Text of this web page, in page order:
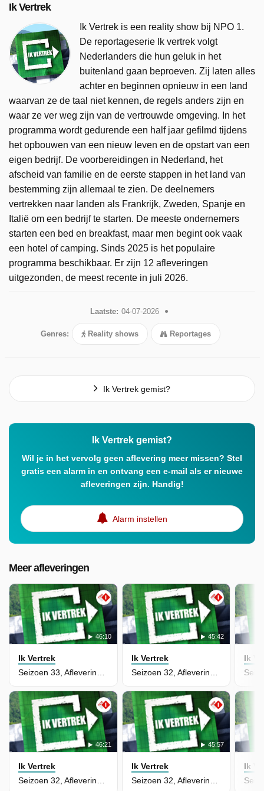
Ik Vertrek
Ik Vertrek is een reality show bij NPO 1.
De reportageserie Ik vertrek volgt
Nederlanders die hun geluk in het
buitenland gaan beproeven. Zij laten alles
achter en beginnen opnieuw in een land
waarvan ze de taal niet kennen, de regels anders zijn en
waar ze ver weg zijn van de vertrouwde omgeving. In het
programma wordt gedurende een half jaar gefilmd tijdens
het opbouwen van een nieuw leven en de opstart van een
eigen bedrijf. De voorbereidingen in Nederland, het
afscheid van familie en de eerste stappen in het land van
bestemming zijn allemaal te zien. De deelnemers
vertrekken naar landen als Frankrijk, Zweden, Spanje en
Italië om een bedrijf te starten. De meeste ondernemers
starten een bed en breakfast, maar men begint ook vaak
een hotel of camping. Sinds 2025 is het populaire
programma beschikbaar. Er zijn 12 afleveringen
uitgezonden, de meest recente in juli 2026.
Laatste: 04-07-2026
Genres: Reality shows Reportages
Ik Vertrek gemist?
Ik Vertrek gemist?
Wil je in het vervolg geen aflevering meer missen? Stel
gratis een alarm in en ontvang een e-mail als er nieuwe
afleveringen zijn. Handig!
Alarm instellen
Meer afleveringen
46:10
Ik Vertrek
Seizoen 33, Aflevering 6 - Theo en Jolanda - Gambia
45:42
Ik Vertrek
Seizoen 32, Aflevering 7 - Nino en Lola - Spanje
46:21
Ik Vertrek
45:57
Ik Vertrek
Ik
Ik